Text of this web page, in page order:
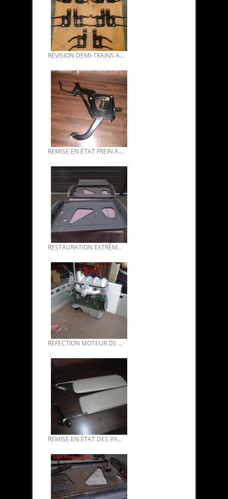
RÉVISION DEMI-TRAINS AVANT DS.
REMISE EN ÉTAT FREIN A MAIN DS.
RESTAURATION EXTRÊME CARROSSERIE DS 21 1968 DE BENOIT 04.
RÉFECTION MOTEUR DS 20.
REMISE EN ÉTAT DES PARE-SOLEILS DS PALLAS.